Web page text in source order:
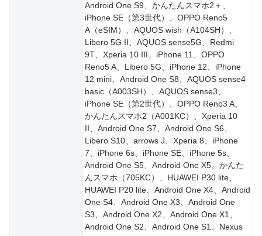
Android One S9、かんたんスマホ2＋、
iPhone SE（第3世代）、OPPO Reno5
A（eSIM）、AQUOS wish（A104SH）、
Libero 5G II、AQUOS sense5G、Redmi
9T、Xperia 10 III、iPhone 11、OPPO
Reno5 A、Libero 5G、iPhone 12、iPhone
12 mini、Android One S8、AQUOS sense4
basic（A003SH）、AQUOS sense3、
iPhone SE（第2世代）、OPPO Reno3 A、
かんたんスマホ2（A001KC）、Xperia 10
II、Android One S7、Android One S6、
Libero S10、arrows J、Xperia 8、iPhone
7、iPhone 6s、iPhone SE、iPhone 5s、
Android One S5、Android One X5、かんた
んスマホ（705KC）、HUAWEI P30 lite、
HUAWEI P20 lite、Android One X4、Android
One S4、Android One X3、Android One
S3、Android One X2、Android One X1、
Android One S2、Android One S1、Nexus